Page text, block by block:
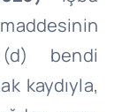
(d) bendi
kaydıyla,